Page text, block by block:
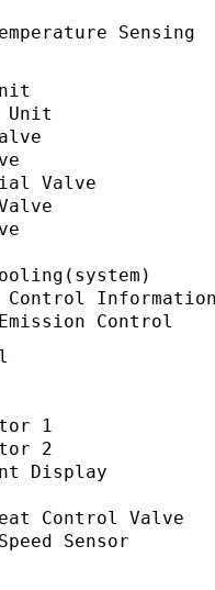
Sensing
Unit
Unit
Valve
Valve
Valve
Information
Control
1
2
Display
Control Valve
Speed Sensor